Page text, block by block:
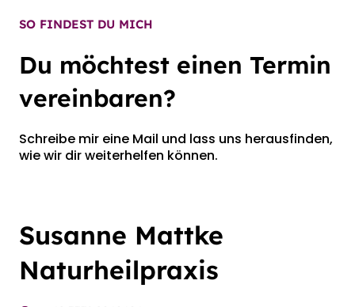
SO FINDEST DU MICH
Du möchtest einen Termin
vereinbaren?
Schreibe mir eine Mail und lass uns herausfinden,
wie wir dir weiterhelfen können.
Susanne Mattke
Naturheilpraxis